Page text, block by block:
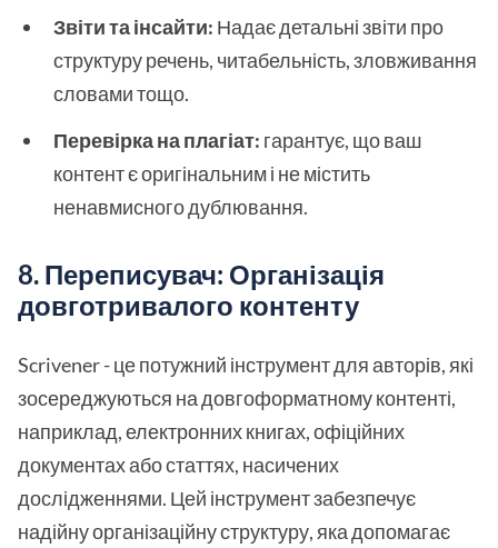
Звіти та інсайти: Надає детальні звіти про
структуру речень, читабельність, зловживання
словами тощо.
Перевірка на плагіат: гарантує, що ваш
контент є оригінальним і не містить
ненавмисного дублювання.
8. Переписувач: Організація
довготривалого контенту
Scrivener - це потужний інструмент для авторів, які
зосереджуються на довгоформатному контенті,
наприклад, електронних книгах, офіційних
документах або статтях, насичених
дослідженнями. Цей інструмент забезпечує
надійну організаційну структуру, яка допомагає